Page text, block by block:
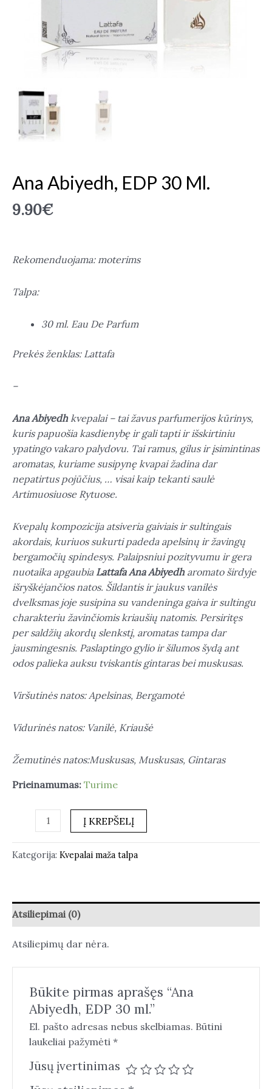
Ana Abiyedh, EDP 30 Ml.
9.90€
Rekomenduojama: moterims
Talpa:
30 ml. Eau De Parfum
Prekės ženklas: Lattafa
–
Ana Abiyedhkvepalai – tai žavus parfumerijos kūrinys,
kuris papuošia kasdienybę ir gali tapti ir išskirtiniu
ypatingo vakaro palydovu. Tai ramus, gilus ir įsimintinas
aromatas, kuriame susipynę kvapai žadina dar
nepatirtus pojūčius, … visai kaip tekanti saulė
Artimuosiuose Rytuose.
Kvepalų kompozicija atsiveria gaiviais ir sultingais
akordais, kuriuos sukurti padeda apelsinų ir žavingų
bergamočių spindesys. Palaipsniui pozityvumu ir gera
nuotaika apgaubia Lattafa Ana Abiyedharomato širdyje
išryškėjančios natos. Šildantis ir jaukus vanilės
dvelksmas joje susipina su vandeninga gaiva ir sultingu
charakteriu žavinčiomis kriaušių natomis. Persiritęs
per saldžių akordų slenkstį, aromatas tampa dar
jausmingesnis. Paslaptingo gylio ir šilumos šydą ant
odos palieka auksu tviskantis gintaras bei muskusas.
Viršutinės natos: Apelsinas, Bergamotė
Vidurinės natos: Vanilė, Kriaušė
Žemutinės natos:Muskusas, Muskusas, Gintaras
Prieinamumas: Turime
Į KREPŠELĮ
Kategorija: Kvepalai maža talpa
Atsiliepimai (0)
Atsiliepimų dar nėra.
Būkite pirmas aprašęs “Ana
Abiyedh, EDP 30 ml.”
El. pašto adresas nebus skelbiamas. Būtini
laukeliai pažymėti *
Jūsų įvertinimas